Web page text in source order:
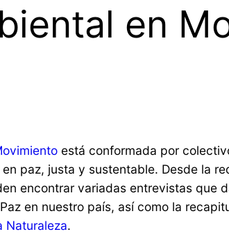
en
está conformada por
paz, justa y sustentable. Desde la
encontrar variadas entrevistas que
en nuestro país, así como la
Naturaleza.